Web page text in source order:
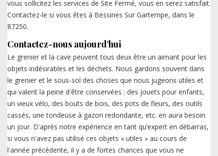
vous sollicitez les services de Site Fermé, vous en serez satisfait.
Contactez-le si vous êtes à Bessines Sur Gartempe, dans le
87250.
Contactez-nous aujourd’hui
Le grenier et la cave peuvent tous deux être un aimant pour les
objets indésirables et les déchets. Nous gardons souvent dans
le grenier et le sous-sol des choses que nous jugeons utiles et
qui valent la peine d'être conservées : des jouets pour enfants,
un vieux vélo, des bouts de bois, des pots de fleurs, des outils
cassés, une tondeuse à gazon redondante, etc. en aura besoin
un jour. D'après notre expérience en tant qu’expert en débarras,
si vous n'avez pas utilisé ces objets « utiles » au cours de
l'année précédente, il y a de fortes chances que vous ne